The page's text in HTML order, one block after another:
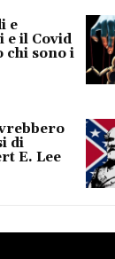
e
e il Covid
chi sono i
di
E. Lee